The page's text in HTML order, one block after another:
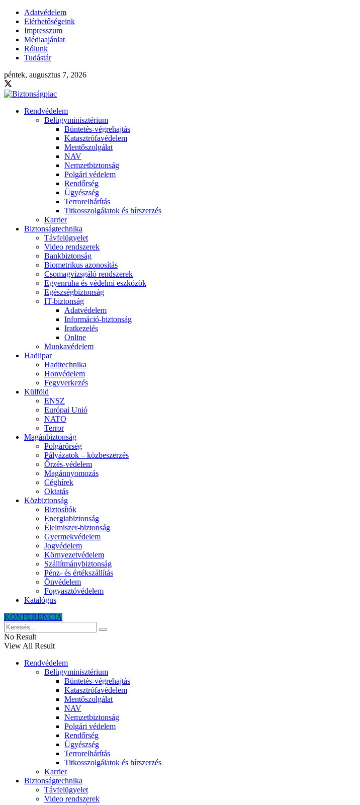
Adatvédelem
Elérhetőségeink
Impresszum
Médiaajánlat
Rólunk
Tudástár
péntek, augusztus 7, 2026
Rendvédelem
Belügyminisztérium
Büntetés-végrehajtás
Katasztrófavédelem
Mentőszolgálat
NAV
Nemzetbiztonság
Polgári védelem
Rendőrség
Ügyészség
Terrorelhárítás
Titkosszolgálatok és hírszerzés
Karrier
Biztonságtechnika
Távfelügyelet
Video rendszerek
Bankbiztonság
Biometrikus azonosítás
Csomagvizsgáló rendszerek
Egyenruha és védelmi eszközök
Egészségbiztonság
IT-biztonság
Adatvédelem
Információ-biztonság
Iratkezelés
Online
Munkavédelem
Hadiipar
Haditechnika
Honvédelem
Fegyverkezés
Külföld
ENSZ
Európai Unió
NATO
Terror
Magánbiztonság
Polgárőrség
Pályázatok – közbeszerzés
Őrzés-védelem
Magánnyomozás
Céghírek
Oktatás
Közbiztonság
Biztosítók
Energiabiztonság
Élelmiszer-biztonság
Gyermekvédelem
Jogvédelem
Környezetvédelem
Szállítmánybiztonság
Pénz- és értékszállítás
Önvédelem
Fogyasztóvédelem
Katalógus
KONFERENCIA
No Result
View All Result
Rendvédelem
Belügyminisztérium
Büntetés-végrehajtás
Katasztrófavédelem
Mentőszolgálat
NAV
Nemzetbiztonság
Polgári védelem
Rendőrség
Ügyészség
Terrorelhárítás
Titkosszolgálatok és hírszerzés
Karrier
Biztonságtechnika
Távfelügyelet
Video rendszerek